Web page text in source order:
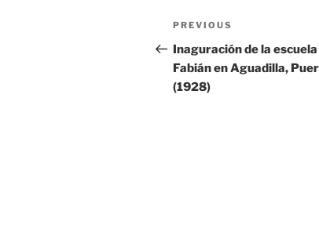
Post
navigation
Previous
Post
PREVIOUS
Inaguración de la
Fabián en Aguadilla,
(1928)